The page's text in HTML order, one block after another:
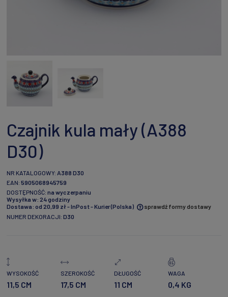
Czajnik kula mały (A388
D30)
NR KATALOGOWY: A388 D30
EAN: 5905068945759
DOSTĘPNOŚĆ: na wyczerpaniu
Wysyłka w: 24 godziny
Dostawa: od 20,99 zł- InPost - Kurier(Polska)
Cena nie zawiera ewentualnych kosztów płatności
sprawdź formy dostawy
NUMER DEKORACJI: D30
WYSOKOŚĆ
11,5 CM
SZEROKOŚĆ
17,5 CM
DŁUGOŚĆ
11 CM
WAGA
0,4 KG